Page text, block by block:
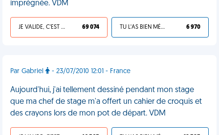
imprégnée. VDM
JE VALIDE, C'EST UNE VDM 69 074 TU L'AS BIEN MÉRITÉ 6 970
Par Gabriel - 23/07/2010 12:01 - France
Aujourd'hui, j'ai tellement dessiné pendant mon stage
que ma chef de stage m'a offert un cahier de croquis et
des crayons lors de mon pot de départ. VDM